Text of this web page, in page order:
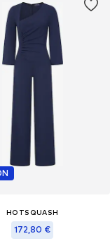
HOTSQUASH
172,80 €